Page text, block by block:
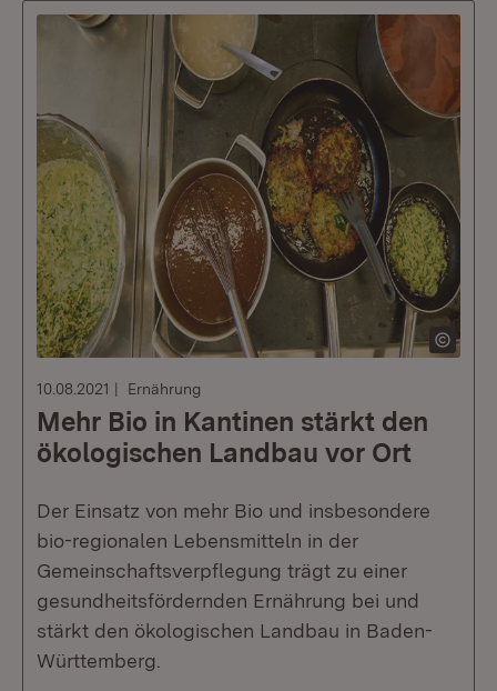
10.08.2021 Ernährung
Mehr Bio in Kantinen stärkt den
ökologischen Landbau vor Ort
Der Einsatz von mehr Bio und insbesondere
bio-regionalen Lebensmitteln in der
Gemeinschaftsverpflegung trägt zu einer
gesundheitsfördernden Ernährung bei und
stärkt den ökologischen Landbau in Baden-
Württemberg.